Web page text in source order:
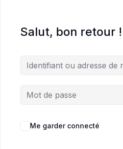
Salut, bon retour !
Me garder connecté